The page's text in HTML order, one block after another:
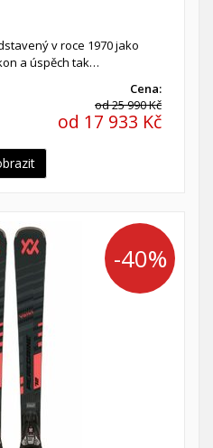
v roce 1970 jako
a úspěch tak…
Cena:
od 25 990 Kč
od 17 933 Kč
-40%